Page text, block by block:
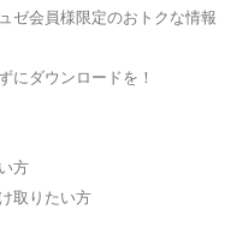
ゼ会員様限定のおトクな情報
にダウンロードを！
方
取りたい方